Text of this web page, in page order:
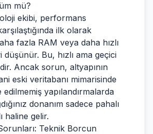
mü?
ekibi, performans
ilk olarak
fazla RAM veya daha hızlı
düşünür. Bu, hızlı ama geçici
Ancak sorun, altyapının
eski veritabanı mimarisinde
yapılandırmalarda
donanım sadece pahalı
haline gelir.
Teknik Borcun